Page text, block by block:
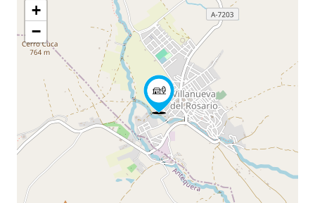
+
−